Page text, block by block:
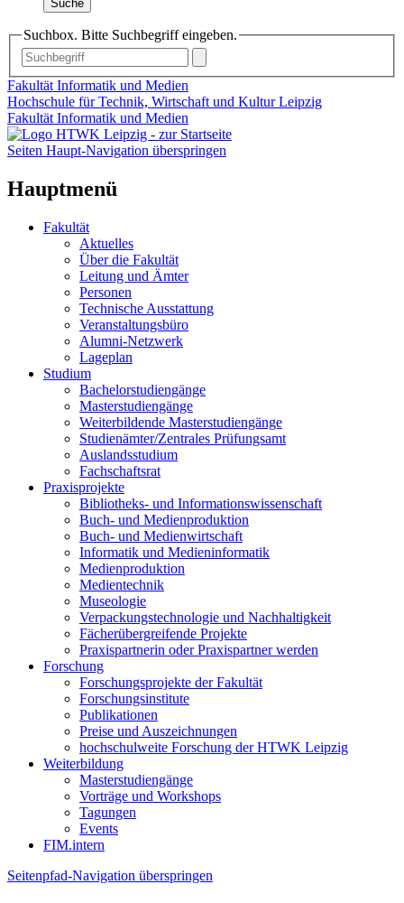
Suche
Suchbox. Bitte Suchbegriff eingeben.
Fakultät Informatik und Medien
Hochschule für Technik, Wirtschaft und Kultur Leipzig
Fakultät Informatik und Medien
Seiten Haupt-Navigation überspringen
Hauptmenü
Fakultät
Aktuelles
Über die Fakultät
Leitung und Ämter
Personen
Technische Ausstattung
Veranstaltungsbüro
Alumni-Netzwerk
Lageplan
Studium
Bachelorstudiengänge
Masterstudiengänge
Weiterbildende Masterstudiengänge
Studienämter/Zentrales Prüfungsamt
Auslandsstudium
Fachschaftsrat
Praxisprojekte
Bibliotheks- und Informationswissenschaft
Buch- und Medienproduktion
Buch- und Medienwirtschaft
Informatik und Medieninformatik
Medienproduktion
Medientechnik
Museologie
Verpackungstechnologie und Nachhaltigkeit
Fächerübergreifende Projekte
Praxispartnerin oder Praxispartner werden
Forschung
Forschungsprojekte der Fakultät
Forschungsinstitute
Publikationen
Preise und Auszeichnungen
hochschulweite Forschung der HTWK Leipzig
Weiterbildung
Masterstudiengänge
Vorträge und Workshops
Tagungen
Events
FIM.intern
Seitenpfad-Navigation überspringen